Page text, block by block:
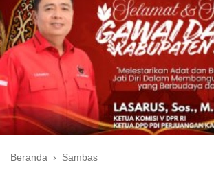
Beranda › Sambas